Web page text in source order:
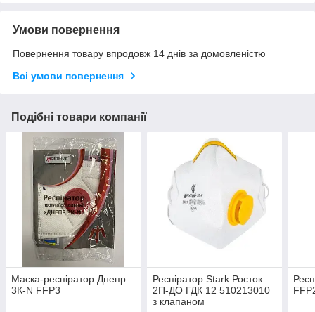
Умови повернення
Повернення товару впродовж 14 днів за домовленістю
Всі умови повернення
Подібні товари компанії
Маска-респіратор Днепр
3К-N FFP3
Респіратор Stark Росток
2П-ДО ГДК 12 510213010
з клапаном